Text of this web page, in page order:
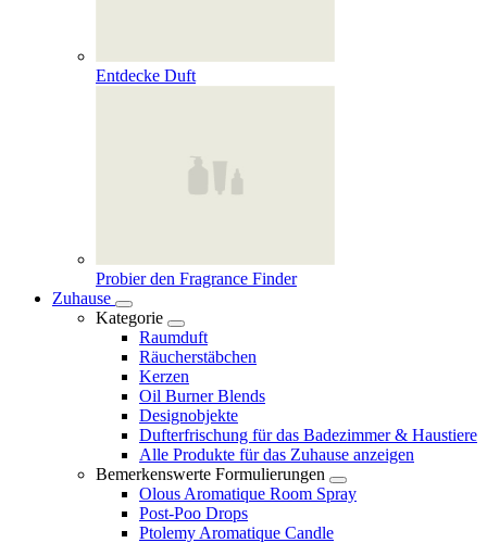
Entdecke Duft
Probier den Fragrance Finder
Zuhause
Kategorie
Raumduft
Räucherstäbchen
Kerzen
Oil Burner Blends
Designobjekte
Dufterfrischung für das Badezimmer & Haustiere
Alle Produkte für das Zuhause anzeigen
Bemerkenswerte Formulierungen
Olous Aromatique Room Spray
Post-Poo Drops
Ptolemy Aromatique Candle